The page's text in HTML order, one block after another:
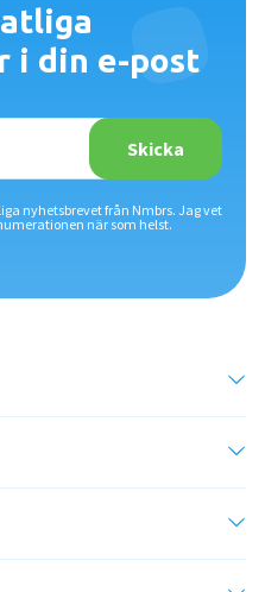
i din e-post
nyhetsbrevet från Nmbrs. Jag vet
när som helst.